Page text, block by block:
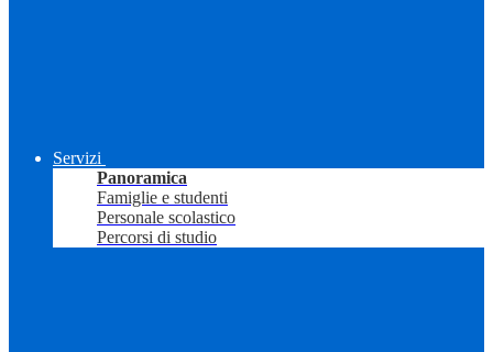
Servizi
Panoramica
Famiglie e studenti
Personale scolastico
Percorsi di studio